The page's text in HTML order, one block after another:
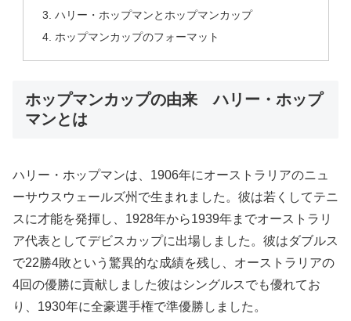
ハリー・ホップマンとホップマンカップ
ホップマンカップのフォーマット
ホップマンカップの由来 ハリー・ホップ
マンとは
ハリー・ホップマンは、1906年にオーストラリアのニュ
ーサウスウェールズ州で生まれました。彼は若くしてテニ
スに才能を発揮し、1928年から1939年までオーストラリ
ア代表としてデビスカップに出場しました。彼はダブルス
で22勝4敗という驚異的な成績を残し、オーストラリアの
4回の優勝に貢献しました彼はシングルスでも優れてお
り、1930年に全豪選手権で準優勝しました。